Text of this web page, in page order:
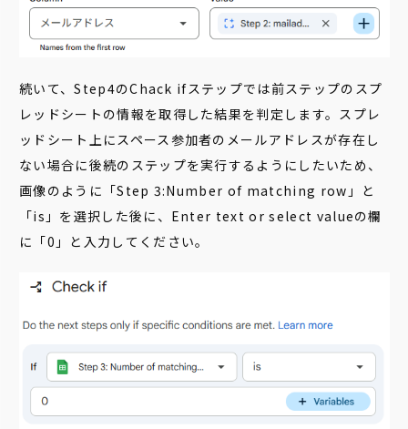
続いて、Step4のChack ifステップでは前ステップのスプ
レッドシートの情報を取得した結果を判定します。スプレ
ッドシート上にスペース参加者のメールアドレスが存在し
ない場合に後続のステップを実行するようにしたいため、
画像のように「Step 3:Number of matching row」と
「is」を選択した後に、Enter text or select valueの欄
に「0」と入力してください。